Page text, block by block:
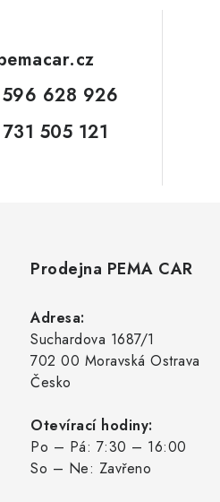
628 926
505 121
Prodejna PEMA CAR
Adresa:
Suchardova 1687/1
702 00 Moravská Ostrava
Česko
Otevírací hodiny:
Po – Pá: 7:30 – 16:00
So – Ne: Zavřeno